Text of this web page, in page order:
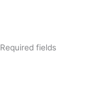
Required fields